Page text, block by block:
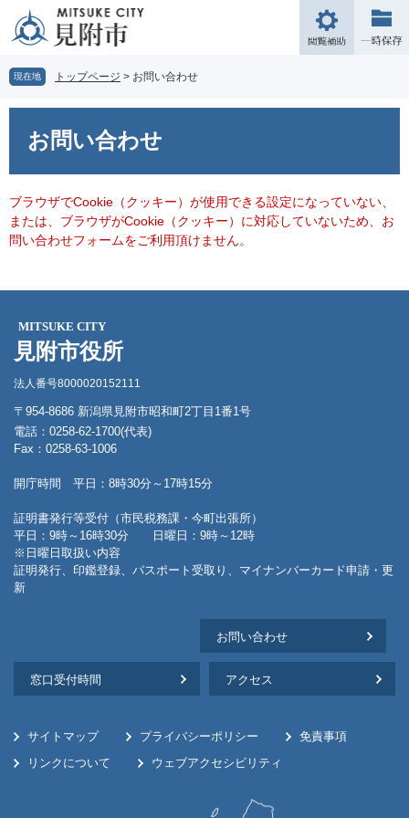
の
先
頭
ー
を
飛
文
へ
閲
覧
現在地 トップページ > お問い合わせ
お問い合わせ
ブラウザでCookie（クッキー）が使用できる設定になっていない、
または、ブラウザがCookie（クッキー）に対応していないため、お
問い合わせフォームをご利用頂けません。
MITSUKE CITY
見附市役所
法人番号8000020152111
〒954-8686 新潟県見附市昭和町2丁目1番1号
電話：0258-62-1700(代表)
Fax：0258-63-1006
開庁時間 平日：8時30分～17時15分
証明書発行等受付（市民税務課・今町出張所）
平日：9時～16時30分 日曜日：9時～12時
※日曜日取扱い内容
証明発行、印鑑登録、パスポート受取り、マイナンバーカード申請・更
新
お問い合わせ
窓口受付時間 アクセス
サイトマップ プライバシーポリシー
免責事項
リンクについて
ウェブアクセシビリティ